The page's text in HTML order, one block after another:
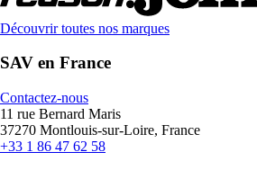
Découvrir toutes nos marques
SAV en France
Contactez-nous
11 rue Bernard Maris
37270 Montlouis-sur-Loire, France
+33 1 86 47 62 58